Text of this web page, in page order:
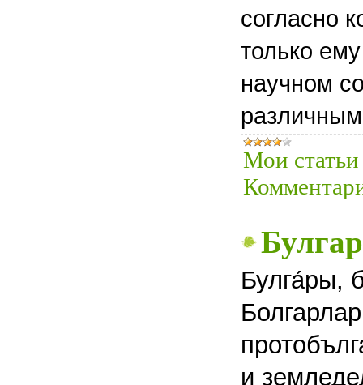
согласно
только
научном
Мои статьи
Булга́ры,
и